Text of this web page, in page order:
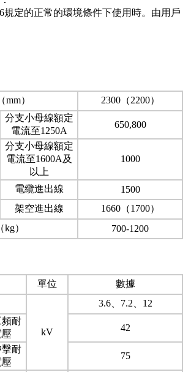
定的正常的環境條件下使用時。由用戶
） 2300（2200）
分支小母線額定
電流至1250A
650,800
分支小母線額定
電流至1600A及
以上
1000
電纜進出線
1500
架空進出線
1660（1700）
）
700-1200
單位
數據
kV
3.6、7.2、12
頻耐
42
耐
75